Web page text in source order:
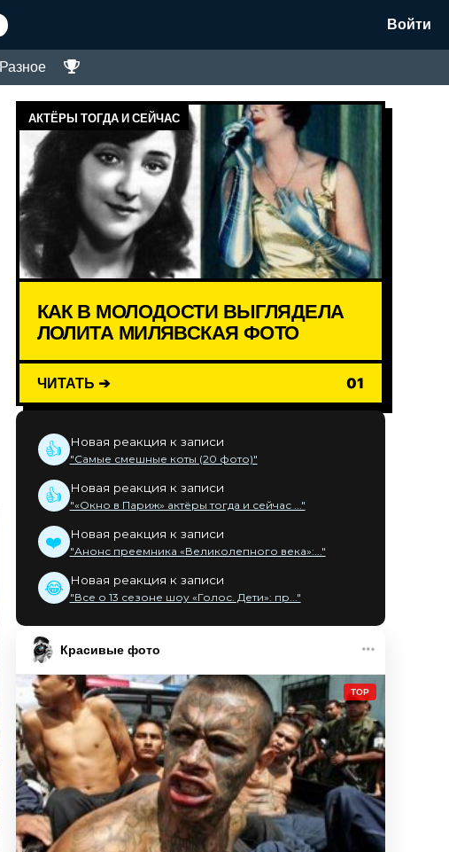
Войти
Разное
АКТЁРЫ ТОГДА И СЕЙЧАС
КАК В МОЛОДОСТИ ВЫГЛЯДЕЛА
ЛОЛИТА МИЛЯВСКАЯ ФОТО
ЧИТАТЬ ➔ 01
👍 Новая реакция к записи
"Самые смешные коты (20 фото)"
👍 Новая реакция к записи
"«Окно в Париж» актёры тогда и сейчас ..."
❤️ Новая реакция к записи
"Анонс преемника «Великолепного века»:..."
😂 Новая реакция к записи
"Все о 13 сезоне шоу «Голос. Дети»: пр..."
Красивые фото
TOP